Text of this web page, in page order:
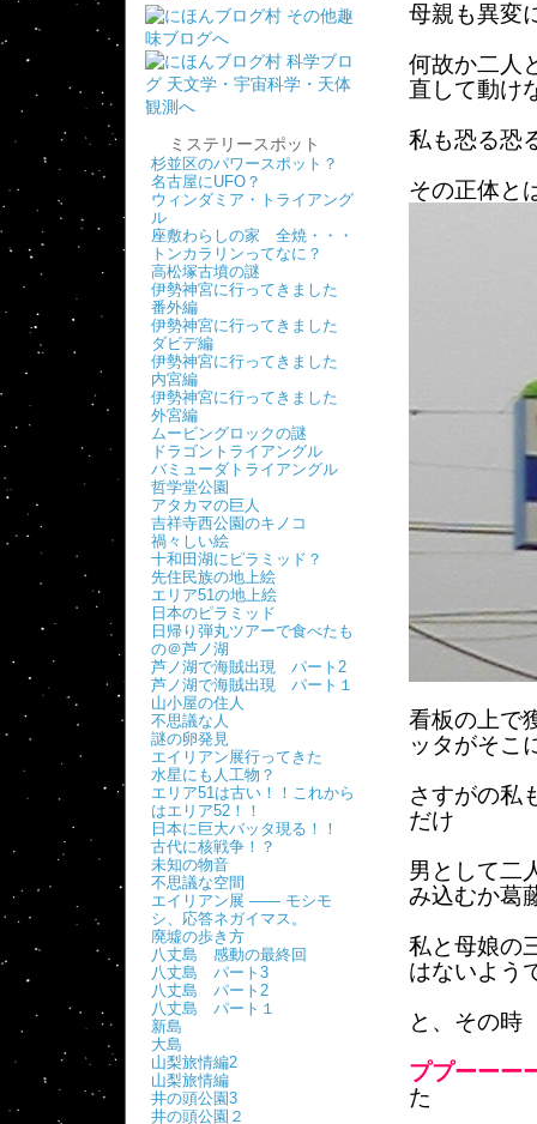
ミステリースポット
杉並区のパワースポット？
名古屋にUFO？
ウィンダミア・トライアング
ル
座敷わらしの家 全焼・・・
トンカラリンってなに？
高松塚古墳の謎
伊勢神宮に行ってきました
番外編
伊勢神宮に行ってきました
ダビデ編
伊勢神宮に行ってきました
内宮編
伊勢神宮に行ってきました
外宮編
ムービングロックの謎
ドラゴントライアングル
バミューダトライアングル
哲学堂公園
アタカマの巨人
吉祥寺西公園のキノコ
禍々しい絵
十和田湖にピラミッド？
先住民族の地上絵
エリア51の地上絵
日本のピラミッド
日帰り弾丸ツアーで食べたも
の＠芦ノ湖
芦ノ湖で海賊出現 パート2
芦ノ湖で海賊出現 パート１
山小屋の住人
不思議な人
謎の卵発見
エイリアン展行ってきた
水星にも人工物？
エリア51は古い！！これから
はエリア52！！
日本に巨大バッタ現る！！
古代に核戦争！？
未知の物音
不思議な空間
エイリアン展 ―― モシモ
シ、応答ネガイマス。
廃墟の歩き方
八丈島 感動の最終回
八丈島 パート3
八丈島 パート2
八丈島 パート１
新島
大島
山梨旅情編2
山梨旅情編
井の頭公園3
井の頭公園２
母親も異変
何故か二人
直して動け
私も恐る恐
その正体と
看板の上で
ッタがそこ
さすがの私
だけ
男として二
み込むか葛
私と母娘の
はないよう
と、その時
ププーーー
た